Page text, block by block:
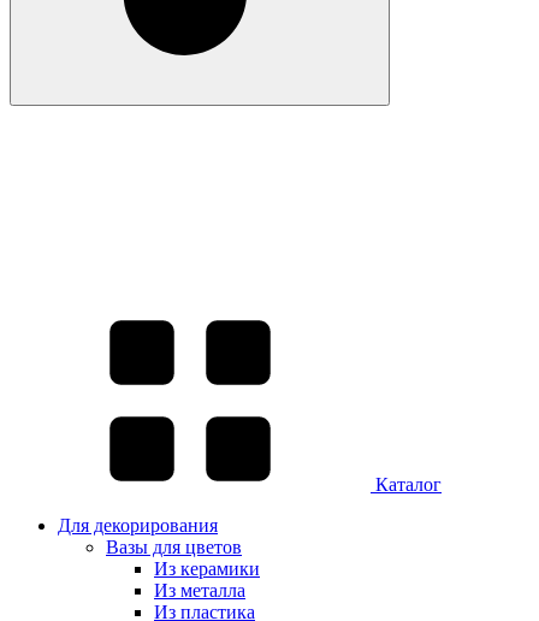
Каталог
Для декорирования
Вазы для цветов
Из керамики
Из металла
Из пластика